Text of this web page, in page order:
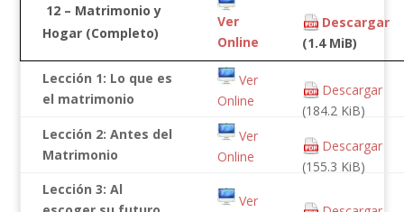
12 – Matrimonio y
Hogar (Completo)
Ver
Online
Descargar
(1.4 MiB)
Lección 1: Lo que es
el matrimonio
Ver
Online
Descargar
(184.2 KiB)
Lección 2: Antes del
Matrimonio
Ver
Online
Descargar
(155.3 KiB)
Lección 3: Al
Ver